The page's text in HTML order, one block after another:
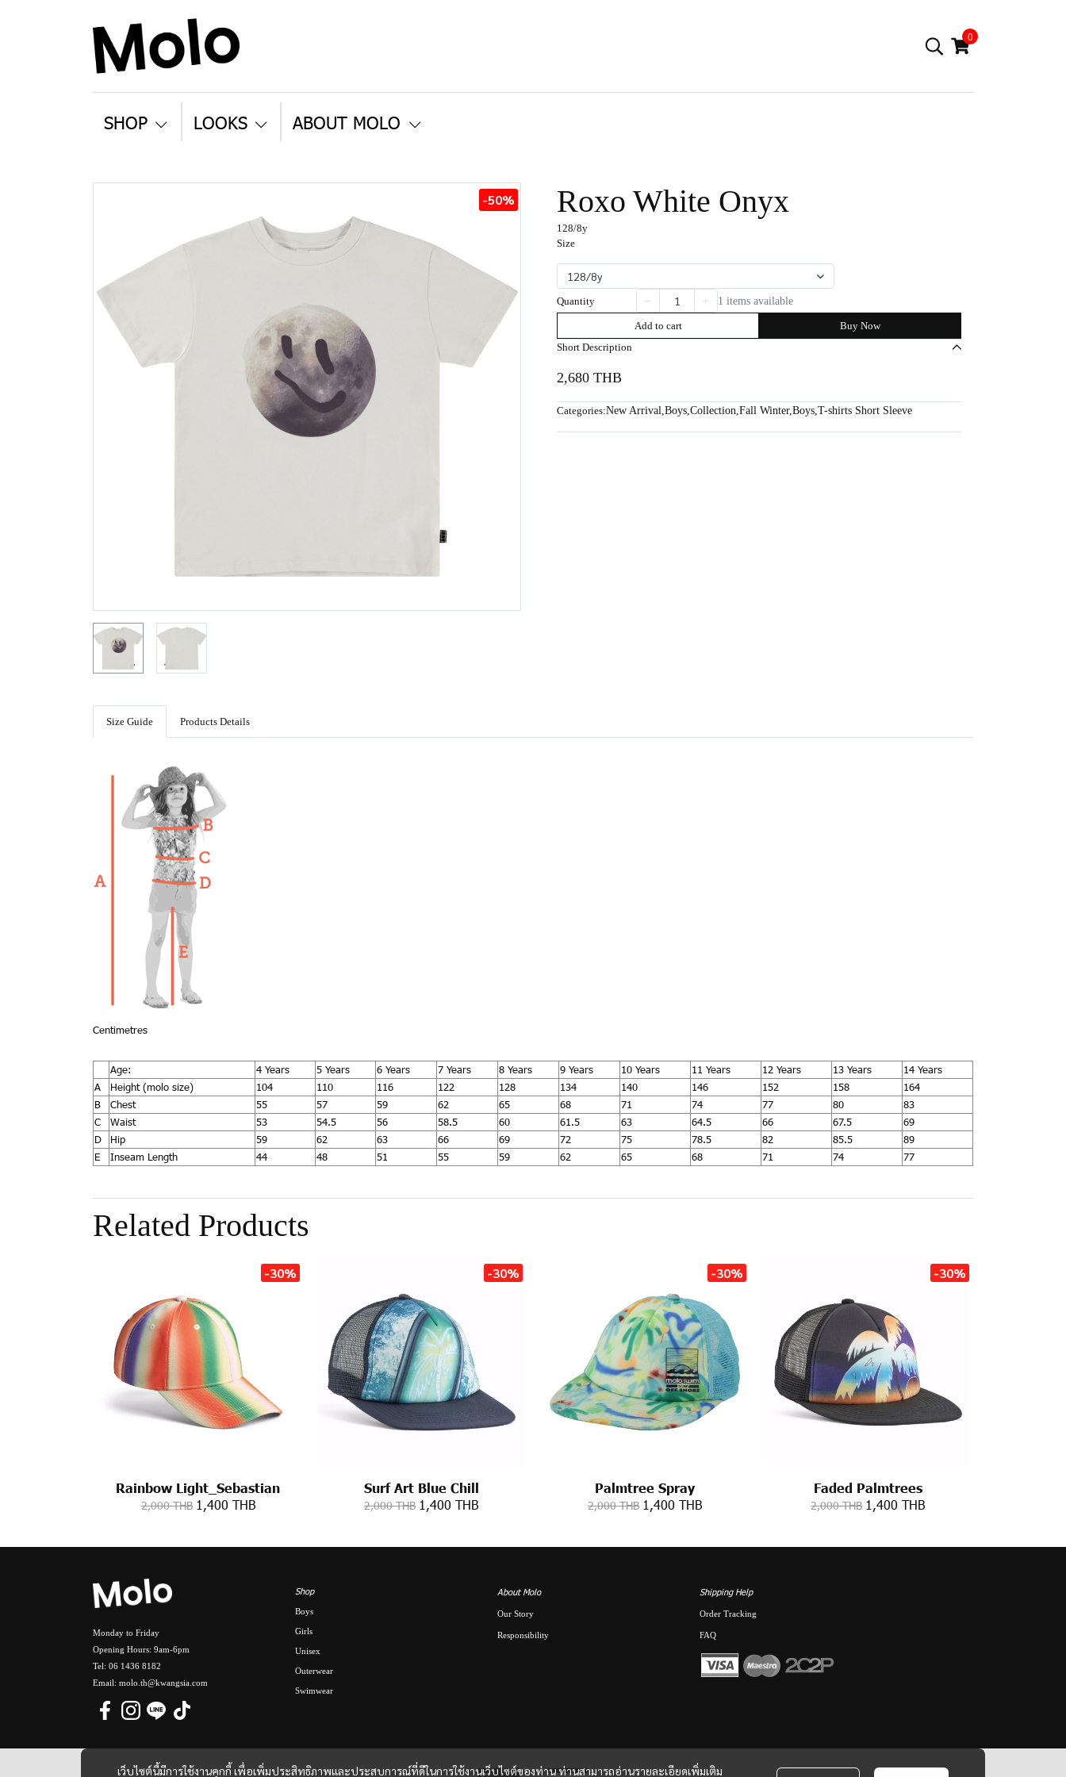
0
SHOP LOOKS ABOUT MOLO
-50% Roxo White Onyx
128/8y
Size
128/8y
Quantity 1 items available
Add to cart
Buy Now
Short Description
2,680 THB
Categories:New Arrival,Boys,Collection,Fall Winter,Boys,T-shirts Short Sleeve
Size Guide Products Details
Centimetres
Age: 4 Years 5 Years 6 Years 7 Years 8 Years 9 Years 10 Years 11 Years 12 Years 13 Years
14 Years
A
Height (molo size) 104 110 116 122 128 134 140 146 152 158
164
B
Chest 55 57 59 62 65 68 71 74 77 80
83
C
Waist 53 54.5 56 58.5 60 61.5 63 64.5 66 67.5
69
D
Hip 59 62 63 66 69 72 75 78.5 82 85.5
89
E
Inseam Length 44 48 51 55 59 62 65 68 71 74 77
Related Products
-30%
Rainbow Light_Sebastian
2,000 THB 1,400 THB
-30%
Surf Art Blue Chill
2,000 THB 1,400 THB
-30%
Palmtree Spray
2,000 THB 1,400 THB
-30%
Faded Palmtrees
2,000 THB 1,400 THB
เว็บไซต์นี้มีการใช้งานคุกกี้ เพื่อเพิ่มประสิทธิภาพและประสบการณ์ที่ดีในการใช้งานเว็บไซต์ของท่าน ท่านสามารถอ่านรายละเอียดเพิ่มเติม
Monday to Friday
Opening Hours: 9am-6pm
Tel: 06 1436 8182
Email: molo.th@kwangsia.com
Shop
Boys
Girls
Unisex
Outerwear
Swimwear
About Molo
Our Story
Responsibility
Shipping Help
Order Tracking
FAQ